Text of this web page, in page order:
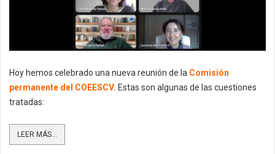
Hoy hemos celebrado una nueva reunión de la Comisión
permanente del COEESCV. Estas son algunas de las cuestiones
tratadas:
LEER MÁS...